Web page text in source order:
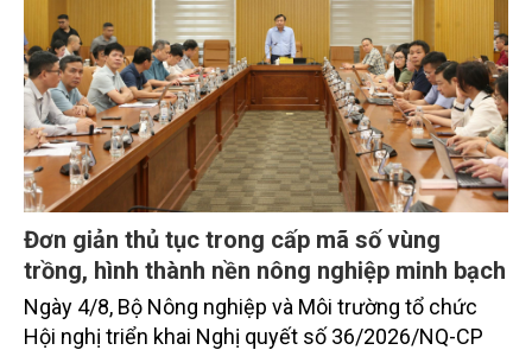
Đơn giản thủ tục trong cấp mã số vùng
trồng, hình thành nền nông nghiệp minh bạch
Ngày 4/8, Bộ Nông nghiệp và Môi trường tổ chức
Hội nghị triển khai Nghị quyết số 36/2026/NQ-CP